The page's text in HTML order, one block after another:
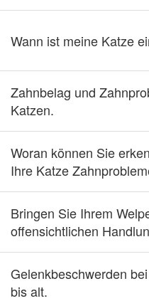
Wann ist meine Katze
Zahnbelag und
Katzen.
Woran können Sie
Ihre Katze
Bringen Sie Ihrem
offensichtlichen
Gelenkbeschwerden
bis alt.